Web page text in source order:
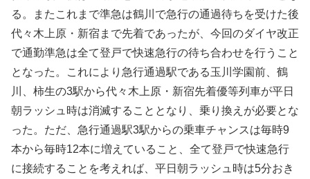
る。またこれまで準急は鶴川で急行の通過待ちを受けた後
代々木上原・新宿まで先着であったが、今回のダイヤ改正
で通勤準急は全て登戸で快速急行の待ち合わせを行うこと
となった。これにより急行通過駅である玉川学園前、鶴
川、柿生の3駅から代々木上原・新宿先着優等列車が平日
朝ラッシュ時は消滅することとなり、乗り換えが必要とな
った。ただ、急行通過駅3駅からの乗車チャンスは毎時9
本から毎時12本に増えていること、全て登戸で快速急行
に接続することを考えれば、平日朝ラッシュ時は5分おき